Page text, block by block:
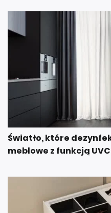
Światło, które
meblowe z funkcją